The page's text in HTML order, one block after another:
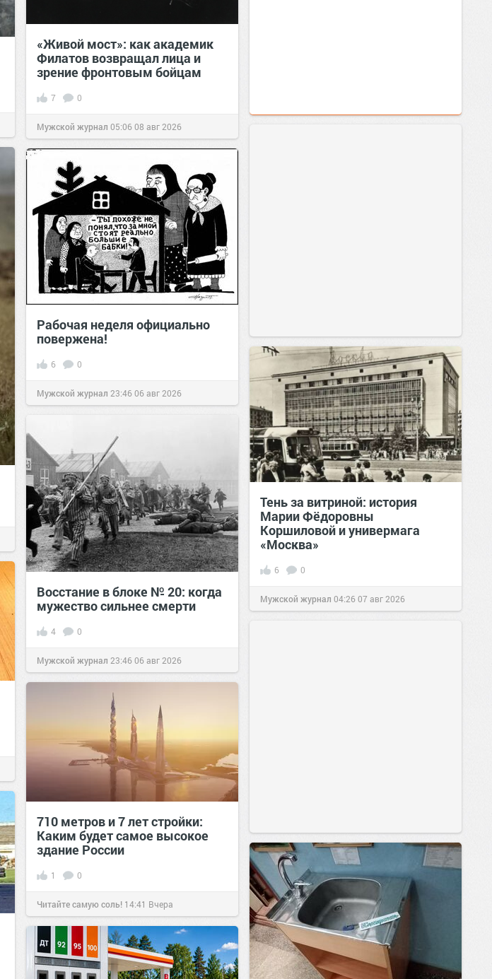
«Живой мост»: как академик
Филатов возвращал лица и
зрение фронтовым бойцам
7 0
Мужской журнал 05:0608 авг 2026
Рабочая неделя официально
повержена!
6 0
Мужской журнал 23:4606 авг 2026
Тень за витриной: история
Марии Фёдоровны
Коршиловой и универмага
«Москва»
6 0
Мужской журнал 04:2607 авг 2026
Восстание в блоке № 20: когда
мужество сильнее смерти
4 0
Мужской журнал 23:4606 авг 2026
710 метров и 7 лет стройки:
Каким будет самое высокое
здание России
1 0
Читайте самую соль! 14:41 Вчера